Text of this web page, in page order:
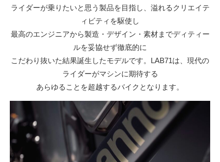
ライダーが乗りたいと思う製品を目指し、溢れるクリエイテ
ィビティを駆使し
最高のエンジニアから製造・デザイン・素材までディティー
ルを妥協せず徹底的に
こだわり抜いた結果誕生したモデルです。LAB71は、現代の
ライダーがマシンに期待する
あらゆることを超越するバイクとなります。